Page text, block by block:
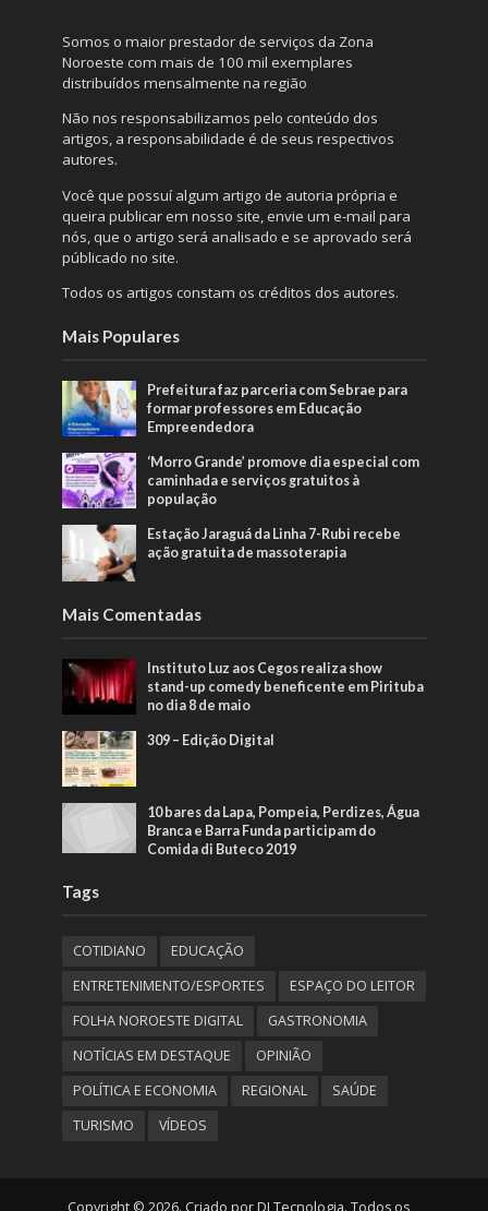
Somos o maior prestador de serviços da Zona
Noroeste com mais de 100 mil exemplares
distribuídos mensalmente na região
Não nos responsabilizamos pelo conteúdo dos
artigos, a responsabilidade é de seus respectivos
autores.
Você que possuí algum artigo de autoria própria e
queira publicar em nosso site, envie um e-mail para
nós, que o artigo será analisado e se aprovado será
públicado no site.
Todos os artigos constam os créditos dos autores.
Mais Populares
Prefeitura faz parceria com Sebrae para
formar professores em Educação
Empreendedora
‘Morro Grande’ promove dia especial com
caminhada e serviços gratuitos à
população
Estação Jaraguá da Linha 7-Rubi recebe
ação gratuita de massoterapia
Mais Comentadas
Instituto Luz aos Cegos realiza show
stand-up comedy beneficente em Pirituba
no dia 8 de maio
309 – Edição Digital
10 bares da Lapa, Pompeia, Perdizes, Água
Branca e Barra Funda participam do
Comida di Buteco 2019
Tags
COTIDIANO
EDUCAÇÃO
ENTRETENIMENTO/ESPORTES
ESPAÇO DO LEITOR
FOLHA NOROESTE DIGITAL
GASTRONOMIA
NOTÍCIAS EM DESTAQUE
OPINIÃO
POLÍTICA E ECONOMIA
REGIONAL
SAÚDE
TURISMO
VÍDEOS
Copyright © 2026. Criado por DI Tecnologia. Todos os